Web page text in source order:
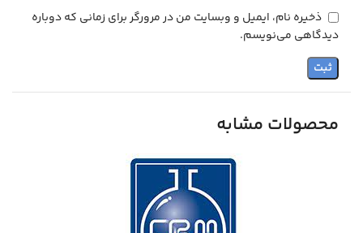
ذخیره نام، ایمیل و وبسایت من در مرورگر برای زمانی که دوباره
دیدگاهی می‌نویسم.
محصولات مشابه